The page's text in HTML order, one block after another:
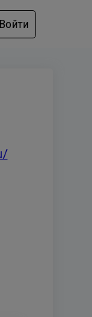
Войти